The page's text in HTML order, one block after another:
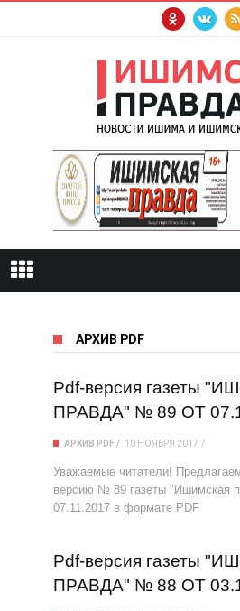
АРХИВ PDF
Pdf-версия газеты
ПРАВДА" № 89 ОТ
АРХИВ PDF 10 НОЯБРЯ 2017
Уважаемые читатели!
версию № 89 газеты "Ишимская
07.11.2017 в формате PDF
Pdf-версия газеты
ПРАВДА" № 88 ОТ